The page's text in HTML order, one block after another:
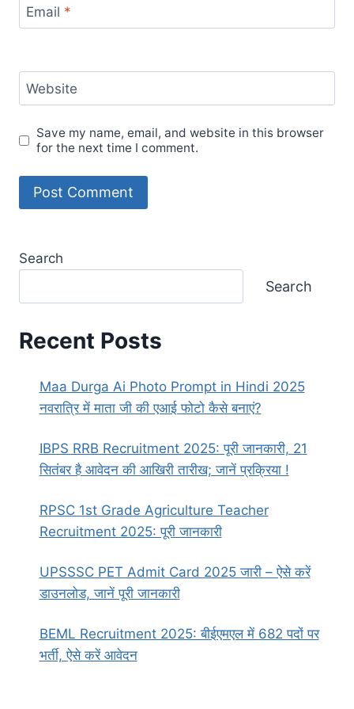
Email *
Website
Save my name, email, and website in this browser
for the next time I comment.
Search
Search
Recent Posts
Maa Durga Ai Photo Prompt in Hindi 2025
नवरात्रि में माता जी की एआई फोटो कैसे बनाएं?
IBPS RRB Recruitment 2025: पूरी जानकारी, 21
सितंबर है आवेदन की आखिरी तारीख; जानें प्रक्रिया !
RPSC 1st Grade Agriculture Teacher
Recruitment 2025: पूरी जानकारी
UPSSSC PET Admit Card 2025 जारी – ऐसे करें
डाउनलोड, जानें पूरी जानकारी
BEML Recruitment 2025: बीईएमएल में 682 पदों पर
भर्ती, ऐसे करें आवेदन